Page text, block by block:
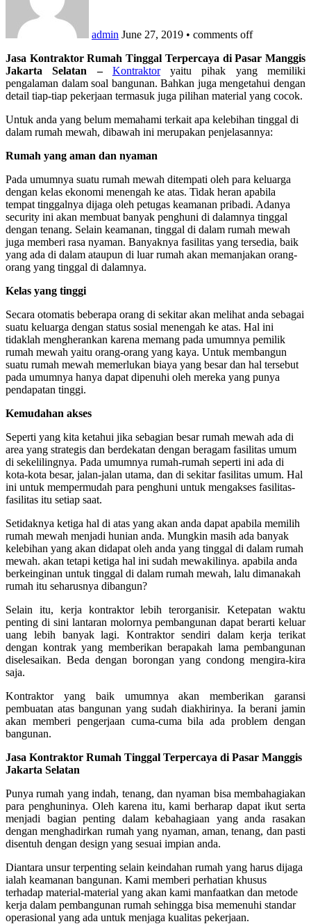
admin June 27, 2019 • comments off
Jasa Kontraktor Rumah Tinggal Terpercaya di Pasar Manggis
Jakarta Selatan – Kontraktoryaitu pihak yang memiliki
pengalaman dalam soal bangunan. Bahkan juga mengetahui dengan
detail tiap-tiap pekerjaan termasuk juga pilihan material yang cocok.
Untuk anda yang belum memahami terkait apa kelebihan tinggal di
dalam rumah mewah, dibawah ini merupakan penjelasannya:
Rumah yang aman dan nyaman
Pada umumnya suatu rumah mewah ditempati oleh para keluarga
dengan kelas ekonomi menengah ke atas. Tidak heran apabila
tempat tinggalnya dijaga oleh petugas keamanan pribadi. Adanya
security ini akan membuat banyak penghuni di dalamnya tinggal
dengan tenang. Selain keamanan, tinggal di dalam rumah mewah
juga memberi rasa nyaman. Banyaknya fasilitas yang tersedia, baik
yang ada di dalam ataupun di luar rumah akan memanjakan orang-
orang yang tinggal di dalamnya.
Kelas yang tinggi
Secara otomatis beberapa orang di sekitar akan melihat anda sebagai
suatu keluarga dengan status sosial menengah ke atas. Hal ini
tidaklah mengherankan karena memang pada umumnya pemilik
rumah mewah yaitu orang-orang yang kaya. Untuk membangun
suatu rumah mewah memerlukan biaya yang besar dan hal tersebut
pada umumnya hanya dapat dipenuhi oleh mereka yang punya
pendapatan tinggi.
Kemudahan akses
Seperti yang kita ketahui jika sebagian besar rumah mewah ada di
area yang strategis dan berdekatan dengan beragam fasilitas umum
di sekelilingnya. Pada umumnya rumah-rumah seperti ini ada di
kota-kota besar, jalan-jalan utama, dan di sekitar fasilitas umum. Hal
ini untuk mempermudah para penghuni untuk mengakses fasilitas-
fasilitas itu setiap saat.
Setidaknya ketiga hal di atas yang akan anda dapat apabila memilih
rumah mewah menjadi hunian anda. Mungkin masih ada banyak
kelebihan yang akan didapat oleh anda yang tinggal di dalam rumah
mewah. akan tetapi ketiga hal ini sudah mewakilinya. apabila anda
berkeinginan untuk tinggal di dalam rumah mewah, lalu dimanakah
rumah itu seharusnya dibangun?
Selain itu, kerja kontraktor lebih terorganisir.Ketepatan waktu
penting di sini lantaran molornya pembangunan dapat berarti keluar
uang lebih banyak lagi. Kontraktor sendiri dalam kerja terikat
dengan kontrak yang memberikan berapakah lama pembangunan
diselesaikan. Beda dengan borongan yang condong mengira-kira
saja.
Kontraktor yang baik umumnya akan memberikan garansi
pembuatan atas bangunan yang sudah diakhirinya. Ia berani jamin
akan memberi pengerjaan cuma-cuma bila ada problem dengan
bangunan.
Jasa Kontraktor Rumah Tinggal Terpercaya di Pasar Manggis
Jakarta Selatan
Punya rumah yang indah, tenang, dan nyaman bisa membahagiakan
para penghuninya. Oleh karena itu, kami berharap dapat ikut serta
menjadi bagian penting dalam kebahagiaan yang anda rasakan
dengan menghadirkan rumah yang nyaman, aman, tenang, dan pasti
disentuh dengan design yang sesuai impian anda.
Diantara unsur terpenting selain keindahan rumah yang harus dijaga
ialah keamanan bangunan. Kami memberi perhatian khusus
terhadap material-material yang akan kami manfaatkan dan metode
kerja dalam pembangunan rumah sehingga bisa memenuhi standar
operasional yang ada untuk menjaga kualitas pekerjaan.